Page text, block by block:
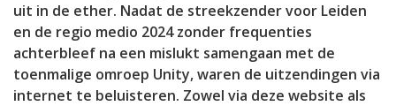
uit in de ether. Nadat de streekzender voor Leiden
en de regio medio 2024 zonder frequenties
achterbleef na een mislukt samengaan met de
toenmalige omroep Unity, waren de uitzendingen via
internet te beluisteren. Zowel via deze website als